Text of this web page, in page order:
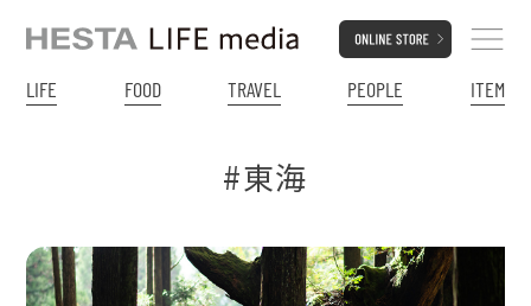
LIFE FOOD TRAVEL PEOPLE ITEM
#東海